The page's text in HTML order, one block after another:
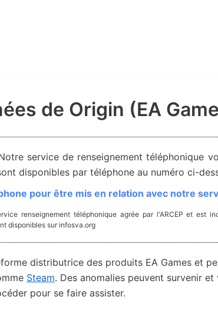
de Origin (EA
service de renseignement téléphonique
disponibles par téléphone au numéro ci-
pour être mis en relation avec notre
renseignement téléphonique agrée par l'ARCEP et est
disponibles sur infosva.org
distributrice des produits EA Games et
Steam. Des anomalies peuvent survenir
pour se faire assister.